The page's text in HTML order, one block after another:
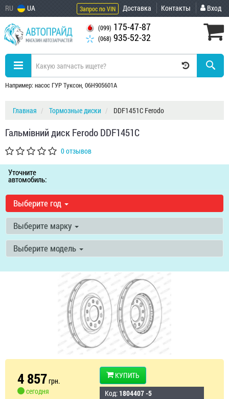
RU UA Запрос по VIN Доставка Контакты Вход
(099) 175-47-87
(068) 935-52-32
Например: насос ГУР Туксон, 06H905601A
Главная Тормозные диски DDF1451C Ferodo
Гальмівний диск Ferodo DDF1451C
0 отзывов
Уточните
автомобиль:
Выберите год
Выберите марку
Выберите модель
4 857грн.
сегодня
КУПИТЬ
Код: 1804407 -5